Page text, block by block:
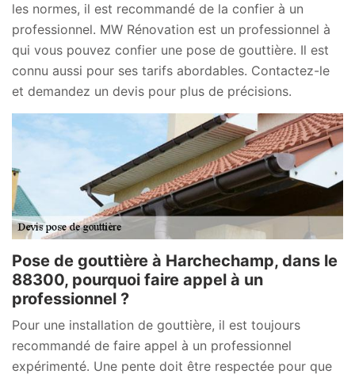
les normes, il est recommandé de la confier à un
professionnel. MW Rénovation est un professionnel à
qui vous pouvez confier une pose de gouttière. Il est
connu aussi pour ses tarifs abordables. Contactez-le
et demandez un devis pour plus de précisions.
Pose de gouttière à Harchechamp, dans le
88300, pourquoi faire appel à un
professionnel ?
Pour une installation de gouttière, il est toujours
recommandé de faire appel à un professionnel
expérimenté. Une pente doit être respectée pour que